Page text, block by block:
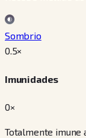
Sombrio
0.5×
Imunidades
0×
Totalmente imune